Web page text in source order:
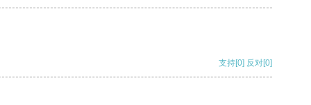
支持[0] 反对[0]